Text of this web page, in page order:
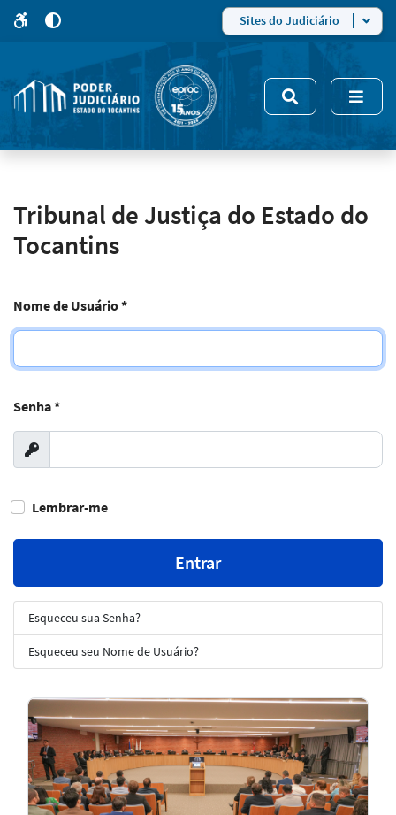
para
site
5
modo
de
alto
Sites do Judiciário
Tribunal de Justiça do Estado do
Tocantins
Nome de Usuário*
Senha*
Exibir
Lembrar-me
Entrar
Esqueceu sua Senha?
Esqueceu seu Nome de Usuário?
Notícias
em
Destaque